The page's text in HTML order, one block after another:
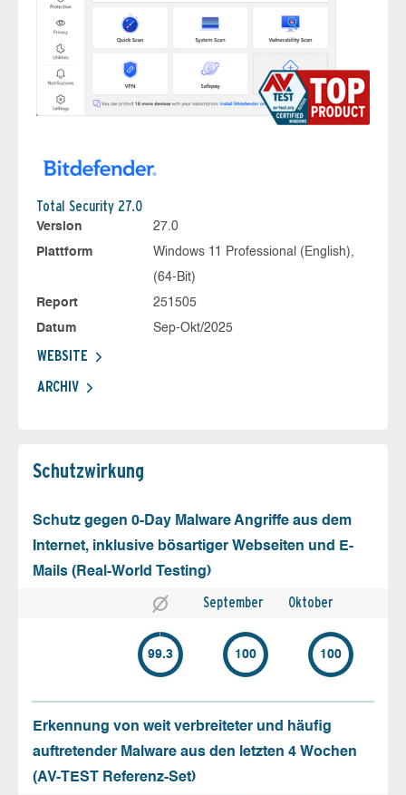
Total Security 27.0
Version
27.0
Plattform
Windows 11 Professional (English),
(64-Bit)
Report
251505
Datum
Sep-Okt/2025
WEBSITE
ARCHIV
Schutz­wirkung
Schutz gegen 0-Day Malware Angriffe aus dem
Internet, inklusive bösartiger Webseiten und E-
Mails (Real-World Testing)
September Oktober
99.3 100 100
Erkennung von weit verbreiteter und häufig
auftretender Malware aus den letzten 4 Wochen
(AV-TEST Referenz-Set)